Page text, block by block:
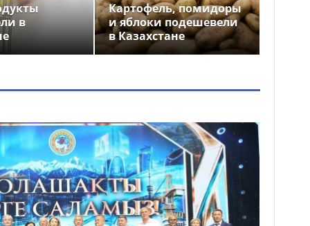
в
Картофель, помидоры
и яблоки подешевели
в Казахстане